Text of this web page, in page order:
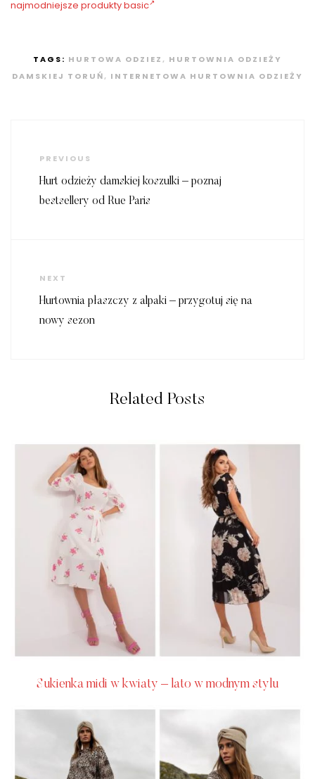
najmodniejsze produkty basic
TAGS: HURTOWA ODZIEZ , HURTOWNIA ODZIEŻY
DAMSKIEJ TORUŃ, INTERNETOWA HURTOWNIA ODZIEŻY
wpisu
Previous
Post
PREVIOUS
Hurt odzieży damskiej koszulki – poznaj
bestsellery od Rue Paris
Next
Post
NEXT
Hurtownia płaszczy z alpaki – przygotuj się na
nowy sezon
Related Posts
Sukienka midi w kwiaty – lato w modnym stylu